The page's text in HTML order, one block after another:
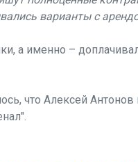
варианты с
а именно –
что Алексей Антонов